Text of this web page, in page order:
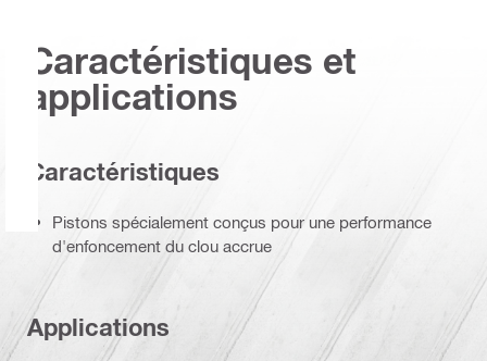
Caractéristiques et
applications
Caractéristiques
Pistons spécialement conçus pour une performance
d'enfoncement du clou accrue
Applications